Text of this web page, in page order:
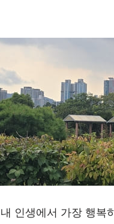
인생에서 가장 행